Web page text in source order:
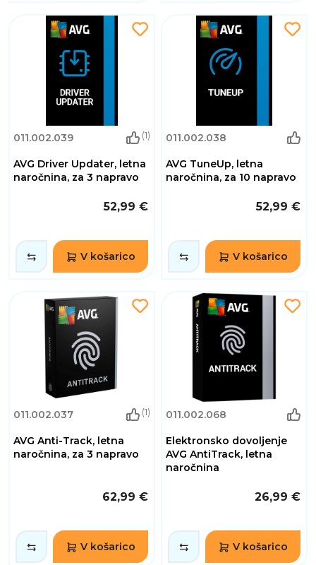
011.002.039 (1)
AVG Driver Updater, letna
naročnina, za 3 napravo
52,99 €
V košarico
011.002.038
AVG TuneUp, letna
naročnina, za 10 napravo
52,99 €
V košarico
011.002.037 (1)
AVG Anti-Track, letna
naročnina, za 3 napravo
62,99 €
V košarico
011.002.068
Elektronsko dovoljenje
AVG AntiTrack, letna
naročnina
26,99 €
V košarico